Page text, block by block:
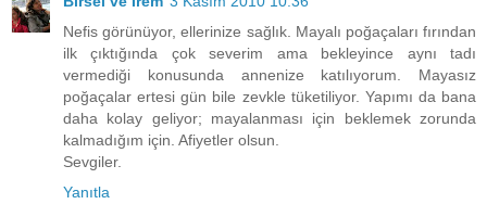
Nefis görünüyor, ellerinize sağlık. Mayalı poğaçaları fırından
ilk çıktığında çok severim ama bekleyince aynı tadı
vermediği konusunda annenize katılıyorum. Mayasız
poğaçalar ertesi gün bile zevkle tüketiliyor. Yapımı da bana
daha kolay geliyor; mayalanması için beklemek zorunda
kalmadığım için. Afiyetler olsun.
Sevgiler.
Yanıtla